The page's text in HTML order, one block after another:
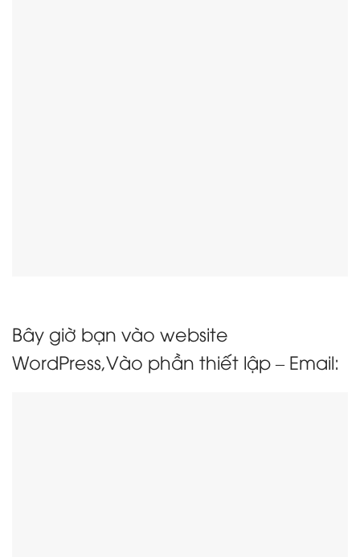
Bây giờ bạn vào website
WordPress,Vào phần thiết lập – Email: